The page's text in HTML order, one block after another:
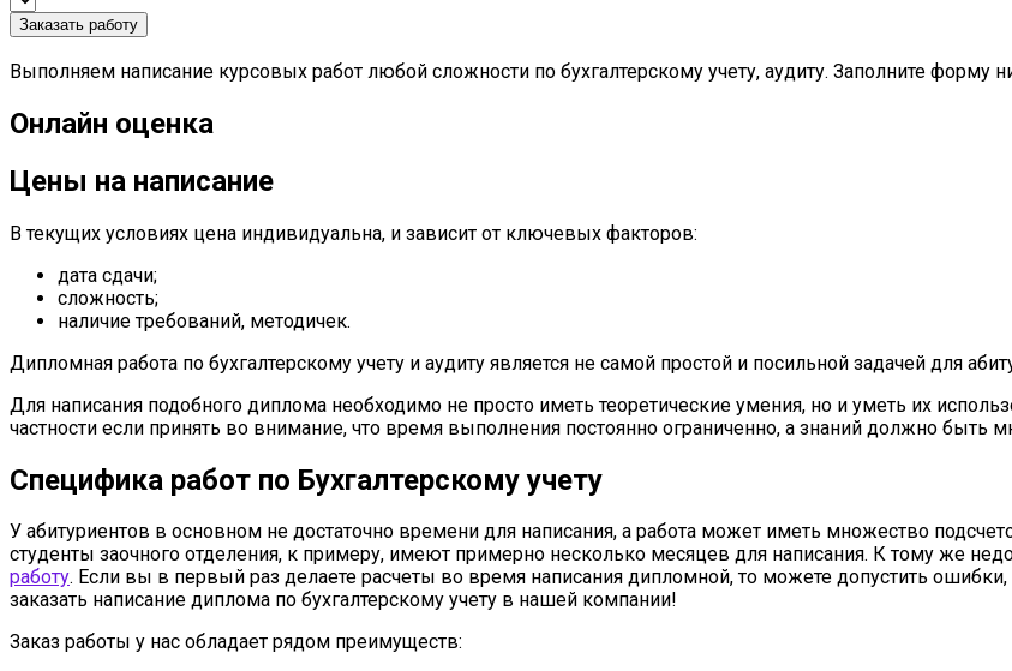
Заказать работу
Выполняем написание курсовых работ любой сложности по бухгалтерскому учету, аудиту. Заполните форму
Онлайн оценка
Цены на написание
В текущих условиях цена индивидуальна, и зависит от ключевых факторов:
дата сдачи;
сложность;
наличие требований, методичек.
Дипломная работа по бухгалтерскому учету и аудиту является не самой простой и посильной задачей для
Для написания подобного диплома необходимо не просто иметь теоретические умения, но и уметь их
частности если принять во внимание, что время выполнения постоянно ограниченно, а знаний должно быть
Специфика работ по Бухгалтерскому учету
У абитуриентов в основном не достаточно времени для написания, а работа может иметь множество
студенты заочного отделения, к примеру, имеют примерно несколько месяцев для написания. К тому же
работу. Если вы в первый раз делаете расчеты во время написания дипломной, то можете допустить
заказать написание диплома по бухгалтерскому учету в нашей компании!
Заказ работы у нас обладает рядом преимуществ: